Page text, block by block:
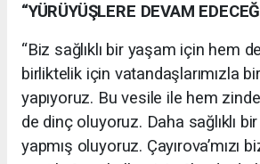
“YÜRÜYÜŞLERE DEVAM
“Biz sağlıklı bir yaşam için hem
birliktelik için vatandaşlarımızla
yapıyoruz. Bu vesile ile hem
de dinç oluyoruz. Daha sağlıklı
yapmış oluyoruz. Çayırova’mızı